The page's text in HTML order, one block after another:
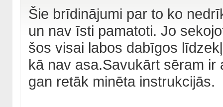
Šie brīdinājumi par to ko
un nav īsti pamatoti. Jo
šos visai labos dabīgos
kā nav asa.Savukārt sēram
gan retāk minēta instrukcijās.